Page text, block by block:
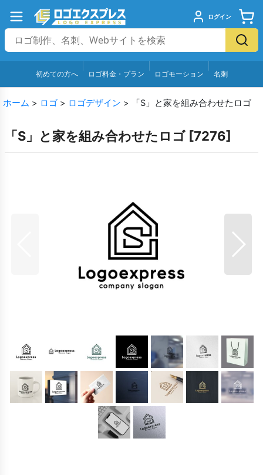
ログイン
初めての方へ ロゴ料金・プラン ロゴモーション 名刺
ホーム > ロゴ > ロゴデザイン > 「S」と家を組み合わせたロゴ
「S」と家を組み合わせたロゴ [7276]